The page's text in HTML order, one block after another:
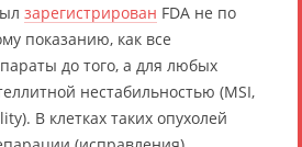
зарегистрирован FDA не по
показанию, как все
до того, а для любых
нестабильностью (MSI,
В клетках таких опухолей